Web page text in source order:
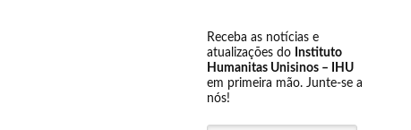
Receba as notícias e
atualizações do Instituto
Humanitas Unisinos – IHU
em primeira mão. Junte-se a
nós!